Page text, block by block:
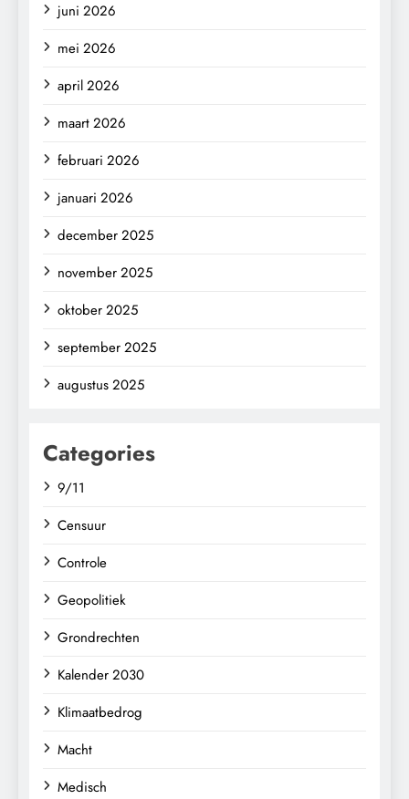
juni 2026
mei 2026
april 2026
maart 2026
februari 2026
januari 2026
december 2025
november 2025
oktober 2025
september 2025
augustus 2025
Categories
9/11
Censuur
Controle
Geopolitiek
Grondrechten
Kalender 2030
Klimaatbedrog
Macht
Medisch